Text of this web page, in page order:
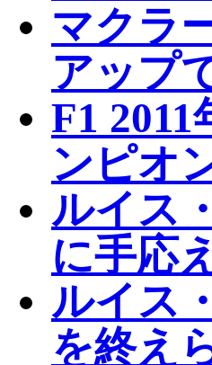
マクラ
アップ
F1
ンピオ
ルイス
に手応え
ルイス
を終え